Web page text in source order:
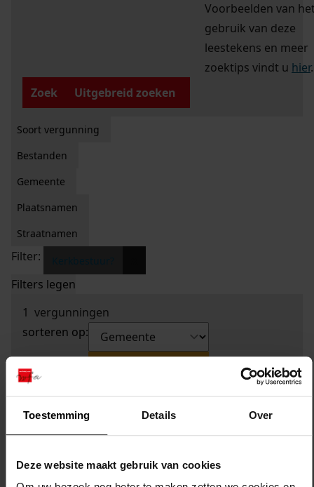
Toestemming Details Over
Deze website maakt gebruik van cookies
Voorbeelden van
gebruik van deze
leestekens en meer
zoektips vindt u hier.
Zoek
Uitgebreid zoeken
Soort vergunning
Bestanden
Gemeente
Plaatsnamen
Straatnamen
Filter:
Filters legen
1 vergunningen
sorteren op: